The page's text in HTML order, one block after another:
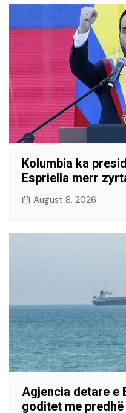
Kolumbia ka
Espriella merr
August 8, 2026
Agjencia detare e
goditet me predhë